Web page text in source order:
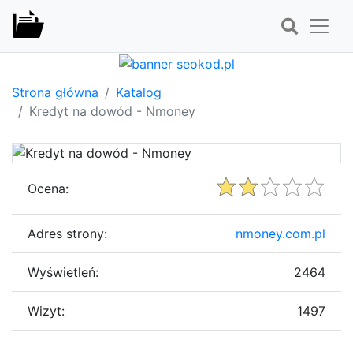
Strona główna
Katalog
Kredyt na dowód - Nmoney
Ocena:
Adres strony: nmoney.com.pl
Wyświetleń: 2464
Wizyt: 1497